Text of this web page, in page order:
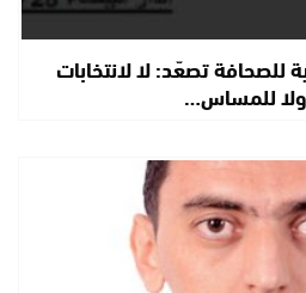
للصحافة تصعّد: لا لانتخابات
للمساس…